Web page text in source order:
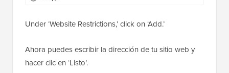
Under ‘Website Restrictions,’ click on ‘Add.’
Ahora puedes escribir la dirección de tu sitio web y
hacer clic en ‘Listo’.